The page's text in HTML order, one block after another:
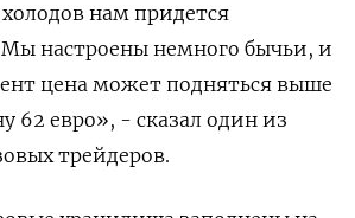
нам придется
Мы настроены немного бычьи, и
цена может подняться выше
62 евро», - сказал один из
трейдеров.